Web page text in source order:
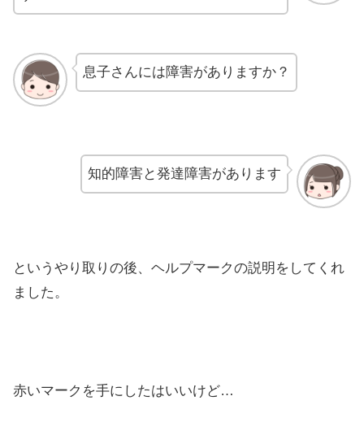
息子さんには障害がありますか？
知的障害と発達障害があります
というやり取りの後、ヘルプマークの説明をしてくれ
ました。
赤いマークを手にしたはいいけど…